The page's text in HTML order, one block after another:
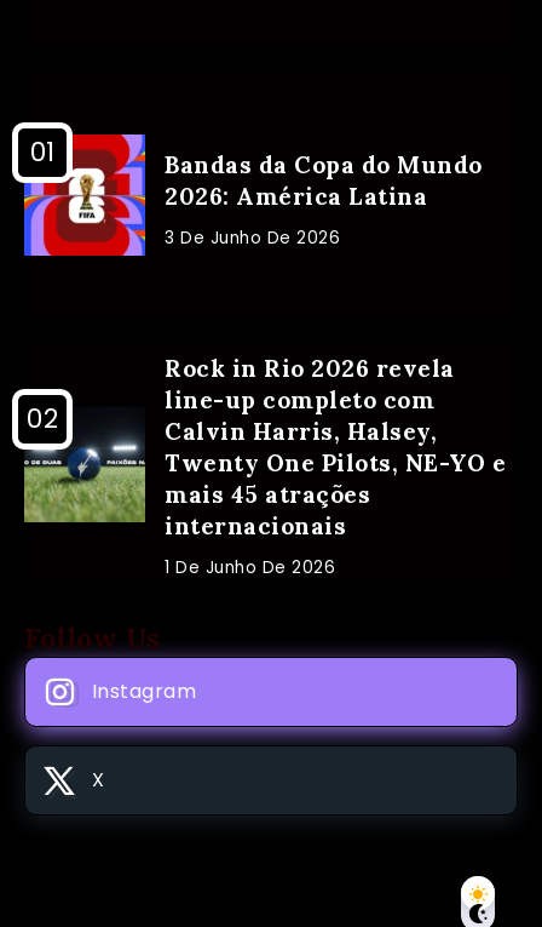
Bandas da Copa do Mundo
2026: América Latina
3 De Junho De 2026
Rock in Rio 2026 revela
line-up completo com
Calvin Harris, Halsey,
Twenty One Pilots, NE-YO e
mais 45 atrações
internacionais
1 De Junho De 2026
Follow Us
Instagram
X